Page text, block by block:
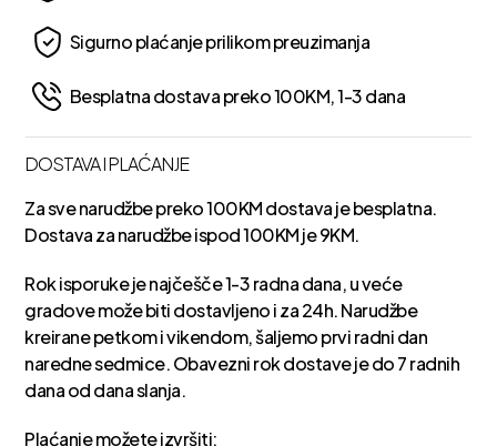
Sigurno plaćanje prilikom preuzimanja
Besplatna dostava preko 100KM, 1-3 dana
DOSTAVA I PLAĆANJE
Za sve narudžbe preko 100KM dostava je besplatna.
Dostava za narudžbe ispod 100KM je 9KM.
Rok isporuke je najčešče 1-3 radna dana, u veće
gradove može biti dostavljeno i za 24h. Narudžbe
kreirane petkom i vikendom, šaljemo prvi radni dan
naredne sedmice. Obavezni rok dostave je do 7 radnih
dana od dana slanja.
Plaćanje možete izvršiti: